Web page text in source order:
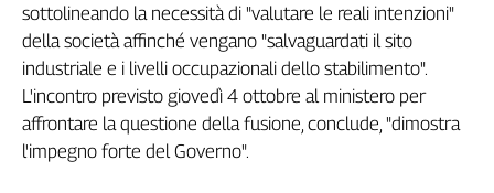
120
anni
Cgil
Collettiva
Academy
Collettiva
sottolineando la necessità di "valutare le reali intenzioni"
della società affinché vengano "salvaguardati il sito
industriale e i livelli occupazionali dello stabilimento".
L'incontro previsto giovedì 4 ottobre al ministero per
affrontare la questione della fusione, conclude, "dimostra
l'impegno forte del Governo".